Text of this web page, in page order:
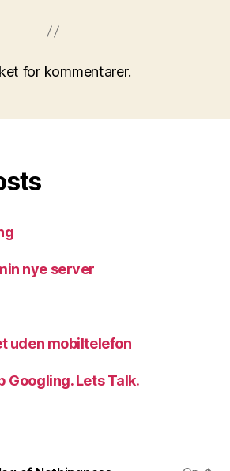
for kommentarer.
nye server
uden mobiltelefon
Googling. Lets Talk.